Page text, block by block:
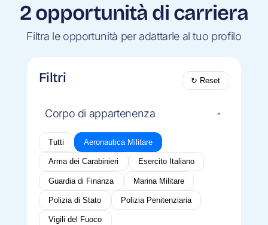
2 opportunità di carriera
Filtra le opportunità per adattarle al tuo profilo
Filtri ↻ Reset
Corpo di appartenenza
Tutti Aeronautica Militare
Arma dei Carabinieri Esercito Italiano
Guardia di Finanza Marina Militare
Polizia di Stato Polizia Penitenziaria
Vigili del Fuoco